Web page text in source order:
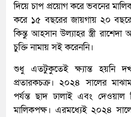
দিয়ে চাপ প্রয়োগ করে ভবনের
করে ১৫ বছরের জায়গায় ২০
কিন্তু আহসান উল্যাহর স্ত্রী
চুক্তি নামায় সই করেননি।
শুধু এতটুকুতেই ক্ষ্যান্ত হয়নি
প্রতারকচক্র। ২০২৪ সালের
পর্যন্ত ছাদ ঢালাই এবং দেওয়াল
মালিকপক্ষ। এরমধ্যেই ২০২৪